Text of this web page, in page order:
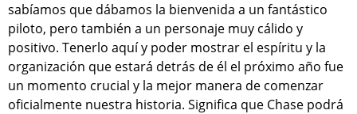
sabíamos que dábamos la bienvenida a un fantástico
piloto, pero también a un personaje muy cálido y
positivo. Tenerlo aquí y poder mostrar el espíritu y la
organización que estará detrás de él el próximo año fue
un momento crucial y la mejor manera de comenzar
oficialmente nuestra historia. Significa que Chase podrá